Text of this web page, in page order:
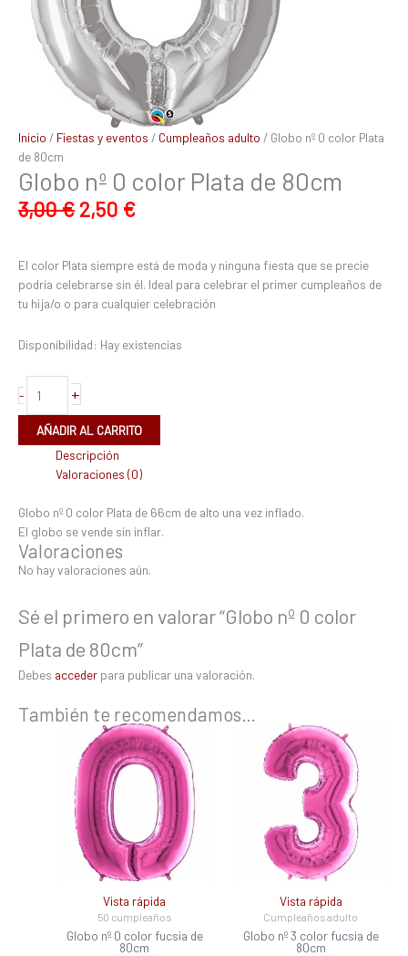
Inicio / Fiestas y eventos / Cumpleaños adulto / Globo nº 0 color Plata
de 80cm
Globo nº 0 color Plata de 80cm
3,00€ 2,50 €
El color Plata siempre está de moda y ninguna fiesta que se precie
podría celebrarse sin él. Ideal para celebrar el primer cumpleaños de
tu hija/o o para cualquier celebración
Disponibilidad: Hay existencias
- +
AÑADIR AL CARRITO
Descripción
Valoraciones (0)
Globo nº 0 color Plata de 66cm de alto una vez inflado.
El globo se vende sin inflar.
Valoraciones
No hay valoraciones aún.
Sé el primero en valorar “Globo nº 0 color
Plata de 80cm”
Debes acceder para publicar una valoración.
También te recomendamos…
Vista rápida
50 cumpleaños
Globo nº 0 color fucsia de
80cm
Vista rápida
Cumpleaños adulto
Globo nº 3 color fucsia de
80cm